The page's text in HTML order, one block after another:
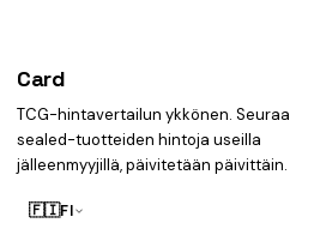
Card
TCG-hintavertailun ykkönen. Seuraa
sealed-tuotteiden hintoja useilla
jälleenmyyjillä, päivitetään päivittäin.
🇫🇮FI